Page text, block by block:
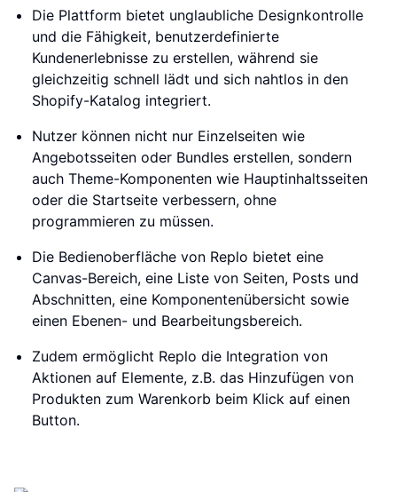
Die Plattform bietet unglaubliche Designkontrolle
und die Fähigkeit, benutzerdefinierte
Kundenerlebnisse zu erstellen, während sie
gleichzeitig schnell lädt und sich nahtlos in den
Shopify-Katalog integriert.
Nutzer können nicht nur Einzelseiten wie
Angebotsseiten oder Bundles erstellen, sondern
auch Theme-Komponenten wie Hauptinhaltsseiten
oder die Startseite verbessern, ohne
programmieren zu müssen.
Die Bedienoberfläche von Replo bietet eine
Canvas-Bereich, eine Liste von Seiten, Posts und
Abschnitten, eine Komponentenübersicht sowie
einen Ebenen- und Bearbeitungsbereich.
Zudem ermöglicht Replo die Integration von
Aktionen auf Elemente, z.B. das Hinzufügen von
Produkten zum Warenkorb beim Klick auf einen
Button.